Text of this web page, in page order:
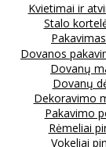
Kvietimai ir
Stalo
Pakavimas
Dovanos
Dovanų
Dovanų
Dekoravimo
Pakavimo
Rėmeliai
Vokeliai